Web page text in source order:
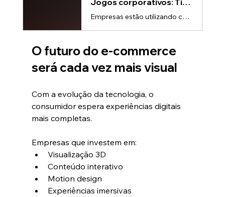
Jogos corporativos: Tipos e usos em eventos | Lou Studios
Empresas estão utilizando cada vez mais experiências interativas para atrair atenção, engajar pessoas e fortalecer marcas.Os jogos corporativos ganharam espaço em: • Feiras • Eventos • Convenções • Treinamentos • Ativações de marca • Stands interativos • Campanhas promocionaisIsso acontece porque a gamificação transforma comunicação em experiência.Em vez de apenas assistir uma apresentação, o público participa ativamente da ação.O que são jogos corporativos?Jogos corporativos são experiências in
O futuro do e-commerce
será cada vez mais visual
Com a evolução da tecnologia, o
consumidor espera experiências digitais
mais completas.
Empresas que investem em:
Visualização 3D
Conteúdo interativo
Motion design
Experiências imersivas